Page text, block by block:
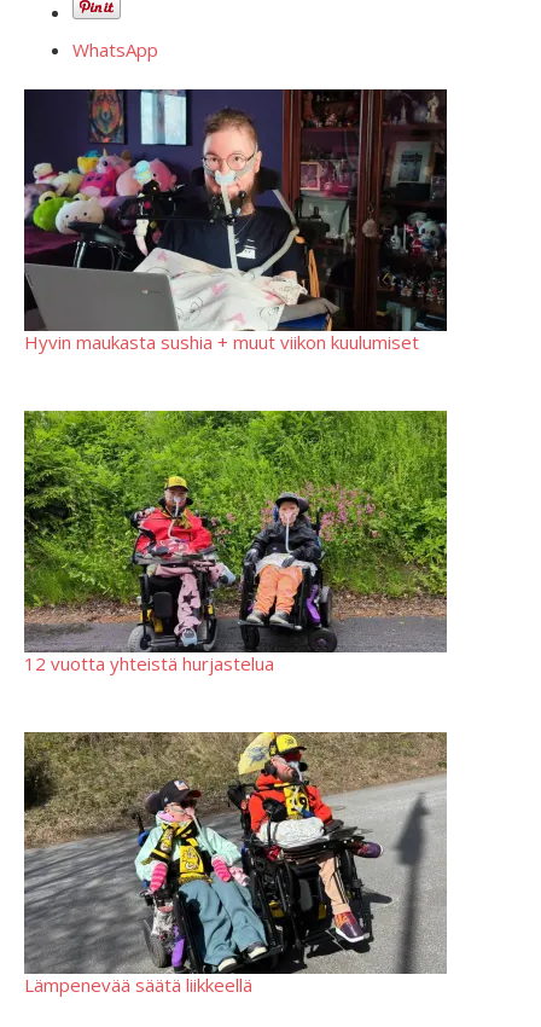
WhatsApp
Hyvin maukasta sushia + muut viikon kuulumiset
12 vuotta yhteistä hurjastelua
Lämpenevää säätä liikkeellä